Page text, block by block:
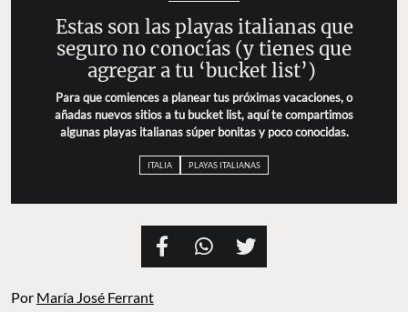
Estas son las playas italianas que seguro no
conocías (y tienes que agregar a tu ‘bucket
list’)
Para que comiences a planear tus próximas vacaciones,
o añadas nuevos sitios a tu bucket list, aquí te
compartimos algunas playas italianas súper bonitas y
poco conocidas.